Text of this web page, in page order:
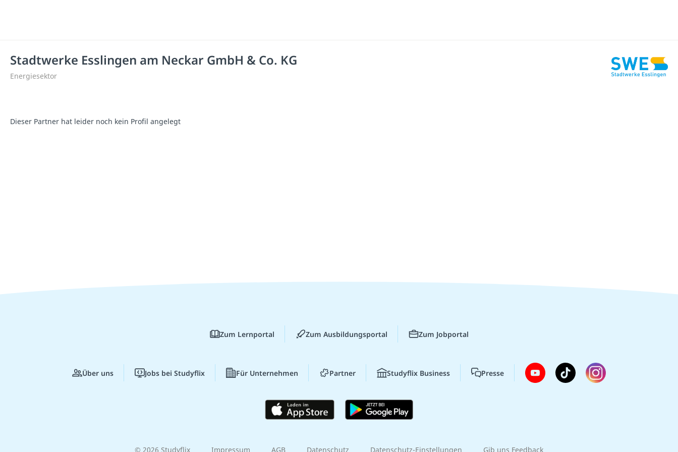
Stadtwerke Esslingen am Neckar GmbH & Co. KG
Energiesektor
Dieser Partner hat leider noch kein Profil angelegt
Zum Lernportal Zum Ausbildungsportal Zum Jobportal
Über uns Jobs bei Studyflix Für Unternehmen Partner Studyflix Business Presse
© 2026 Studyflix Impressum AGB Datenschutz Datenschutz-Einstellungen Gib uns Feedback